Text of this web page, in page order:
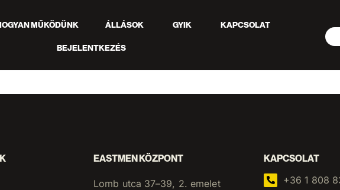
MŰKÖDÜNK ÁLLÁSOK GYIK KAPCSOLAT
BEJELENTKEZÉS
EASTMEN KÖZPONT
Lomb utca 37–39, 2. emelet
KAPCSOLAT
+36 1 808